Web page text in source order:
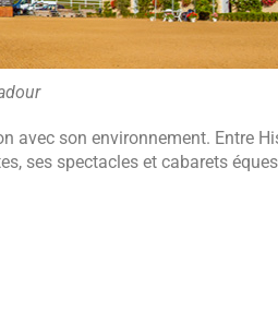
avec son environnement. Entre
ses spectacles et cabarets